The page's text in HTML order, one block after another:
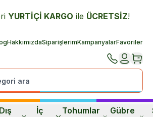
YURTİÇİ KARGO ile ÜCRETSİZ!
HakkımızdaSiparişlerimKampanyalarFavoriler
Dış
İç
Tohumlar
Gübre